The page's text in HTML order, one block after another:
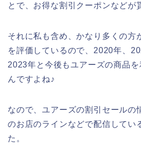
とで、お得な割引クーポンなどが
それに私も含め、かなり多くの方
を評価しているので、2020年、
2023年と今後もユアーズの商品を
んですよね♪
なので、ユアーズの割引セールの
のお店のラインなどで配信してい
た。